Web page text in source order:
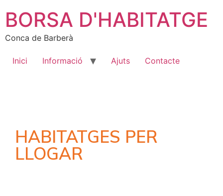
BORSA D'HABITATGE
Conca de Barberà
Inici Informació Ajuts Contacte
HABITATGES PER
LLOGAR